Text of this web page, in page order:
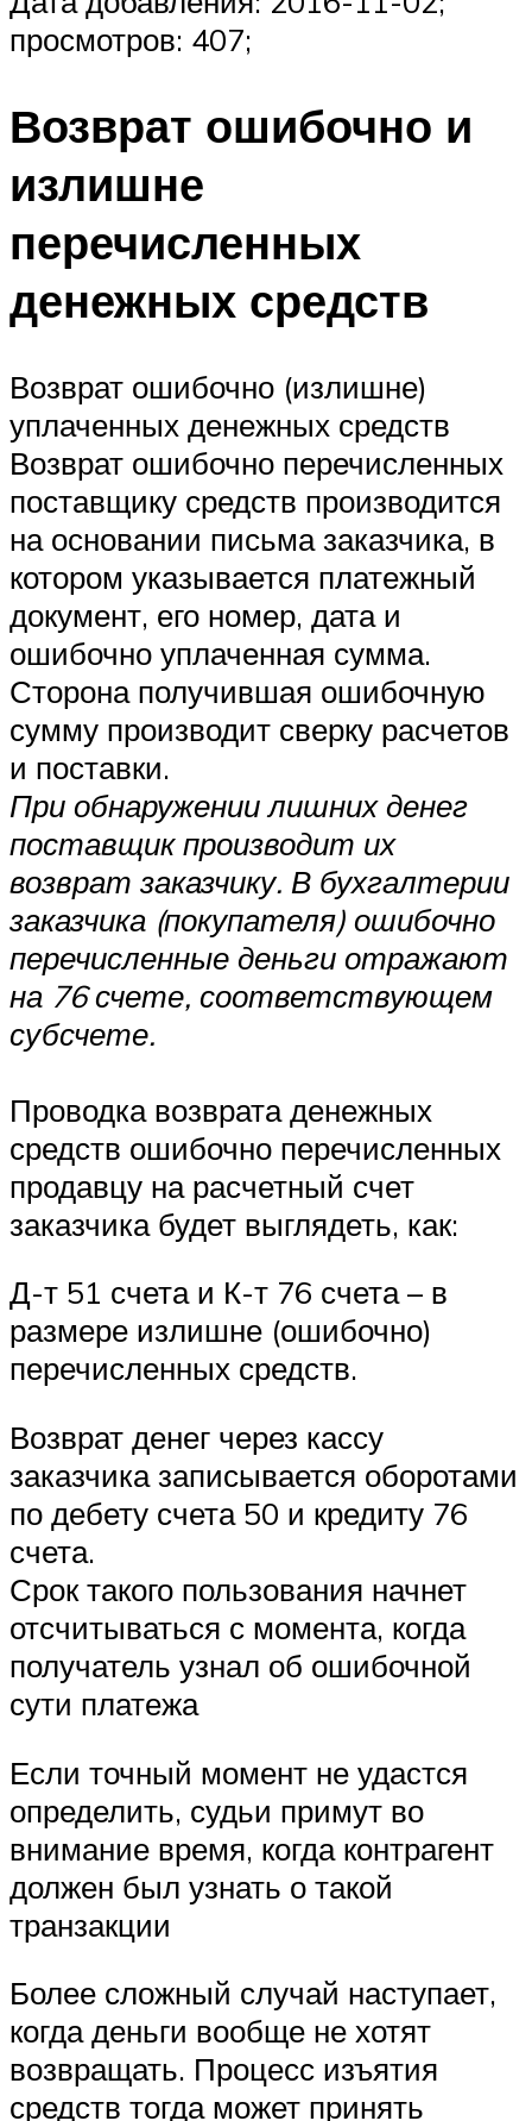
просмотров: 407;
Возврат ошибочно и
излишне
перечисленных
денежных средств
Возврат ошибочно (излишне)
уплаченных денежных средств
Возврат ошибочно перечисленных
поставщику средств производится
на основании письма заказчика, в
котором указывается платежный
документ, его номер, дата и
ошибочно уплаченная сумма.
Сторона получившая ошибочную
сумму производит сверку расчетов
и поставки.
При обнаружении лишних денег
поставщик производит их
возврат заказчику. В бухгалтерии
заказчика (покупателя) ошибочно
перечисленные деньги отражают
на 76 счете, соответствующем
субсчете.
Проводка возврата денежных
средств ошибочно перечисленных
продавцу на расчетный счет
заказчика будет выглядеть, как:
Д-т 51 счета и К-т 76 счета – в
размере излишне (ошибочно)
перечисленных средств.
Возврат денег через кассу
заказчика записывается оборотами
по дебету счета 50 и кредиту 76
счета.
Срок такого пользования начнет
отсчитываться с момента, когда
получатель узнал об ошибочной
сути платежа
Если точный момент не удастся
определить, судьи примут во
внимание время, когда контрагент
должен был узнать о такой
транзакции
Более сложный случай наступает,
когда деньги вообще не хотят
возвращать. Процесс изъятия
средств тогда может принять